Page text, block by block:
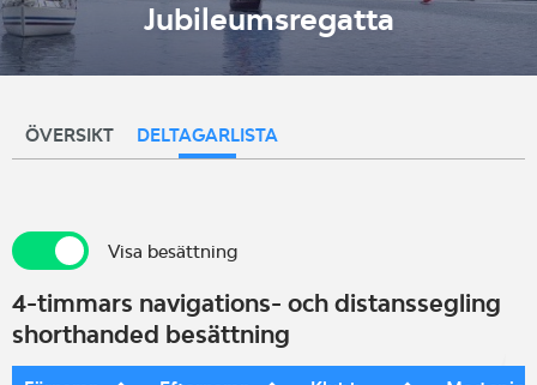
Jubileumsregatta
ÖVERSIKT DELTAGARLISTA
Visa besättningVisa besättning
4-timmars navigations- och distanssegling
shorthanded besättning